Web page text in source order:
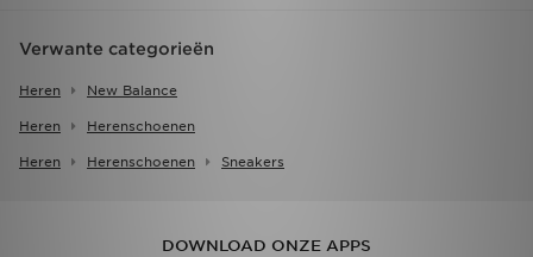
Verwante categorieën
Heren New Balance
Heren Herenschoenen
Heren Herenschoenen Sneakers
DOWNLOAD ONZE APPS